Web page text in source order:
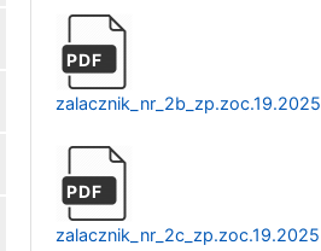
PDF
zalacznik_nr_2b_zp.zoc.19.2025
PDF
zalacznik_nr_2c_zp.zoc.19.2025